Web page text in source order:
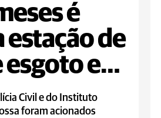
é
de
em
Civil e do Instituto
foram acionados